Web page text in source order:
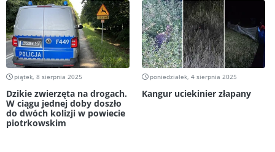
piątek, 8 sierpnia 2025
Dzikie zwierzęta na drogach.
W ciągu jednej doby doszło
do dwóch kolizji w powiecie
piotrkowskim
poniedziałek, 4 sierpnia 2025
Kangur uciekinier złapany